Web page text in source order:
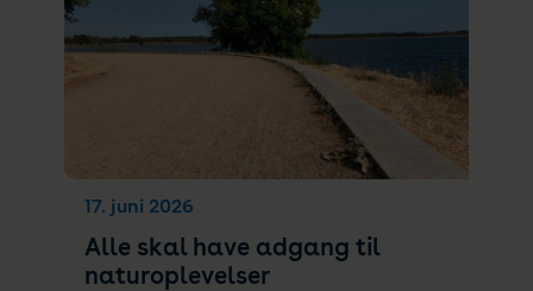
17. juni 2026
Alle skal have adgang til
naturoplevelser